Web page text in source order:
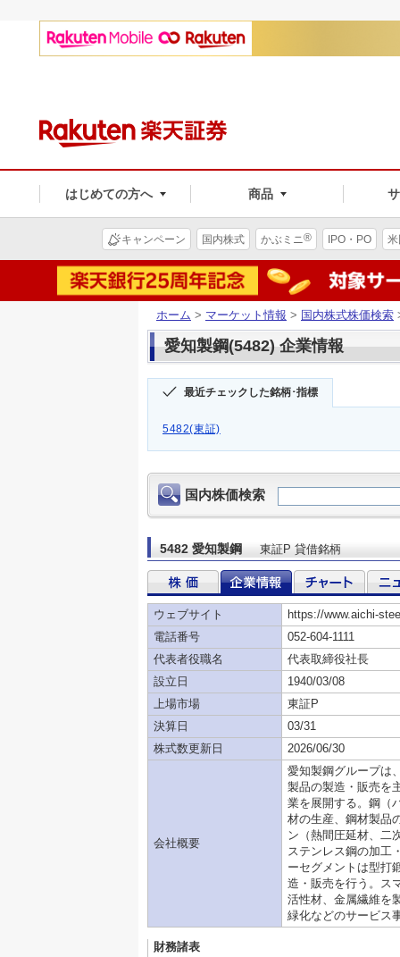
はじめての方へ 商品
キャンペーン 国内株式 かぶミニ® IPO・PO
ホーム > マーケット情報 > 国内株式株価検索
愛知製鋼(5482) 企業情報
最近チェックした銘柄･指標
5482(東証)